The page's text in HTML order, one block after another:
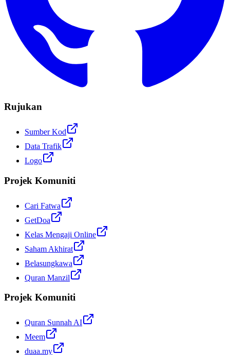
Rujukan
Sumber Kod
Data Trafik
Logo
Projek Komuniti
Cari Fatwa
GetDoa
Kelas Mengaji Online
Saham Akhirat
Belasungkawa
Quran Manzil
Projek Komuniti
Quran Sunnah AI
Meem
duaa.my